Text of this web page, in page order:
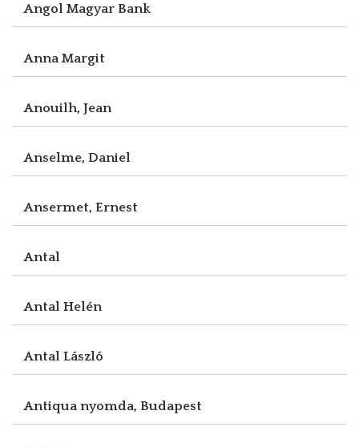
Angol Magyar Bank
Anna Margit
Anouilh, Jean
Anselme, Daniel
Ansermet, Ernest
Antal
Antal Helén
Antal László
Antiqua nyomda, Budapest